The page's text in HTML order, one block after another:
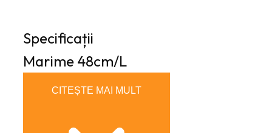
Specificații
Marime 48cm/L